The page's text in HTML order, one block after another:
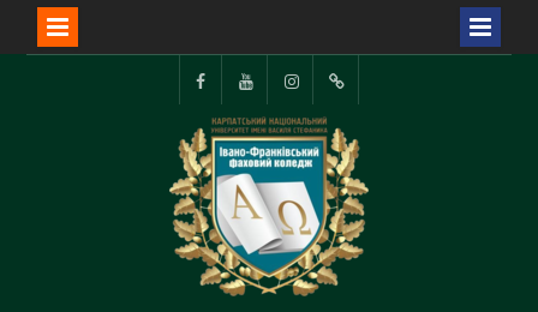
FacebookYouTubeInstagramTikTok